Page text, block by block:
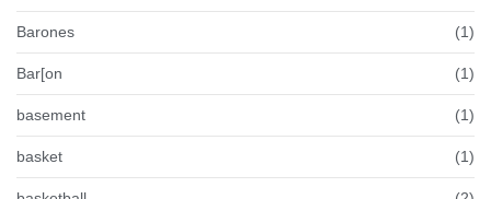
Barones (1)
Bar[on (1)
basement (1)
basket (1)